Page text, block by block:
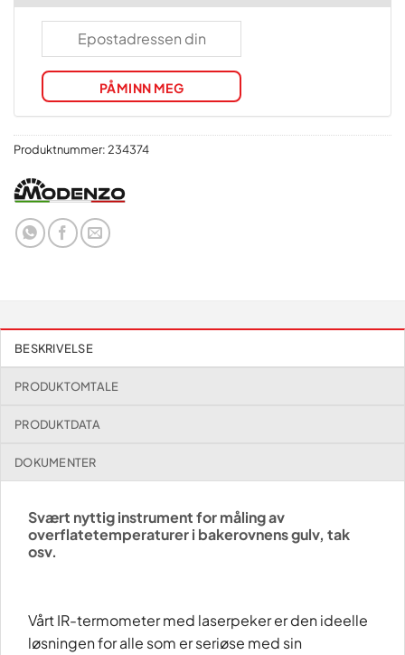
PÅMINN MEG
Produktnummer:234374
BESKRIVELSE
PRODUKTOMTALE
PRODUKTDATA
DOKUMENTER
Svært nyttig instrument for måling av
overflatetemperaturer i bakerovnens gulv, tak
osv.
Vårt IR-termometer med laserpeker er den ideelle
løsningen for alle som er seriøse med sin